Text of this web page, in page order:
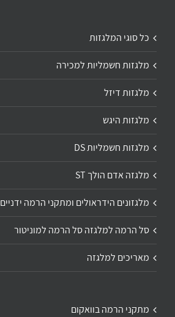
כל סוגי המלגזות
מלגזות חשמליות למכירה
מלגזות דיזל
מלגזות היגש
מלגזות חשמליות DS
מלגזה אדם הולך ST
מלגזונים הידראולים ומתקני הרמה ידניים
סל הרמה למלגזה סל הרמה למוניטור
מאריכים למלגזה
מתקני הרמה בוואקום